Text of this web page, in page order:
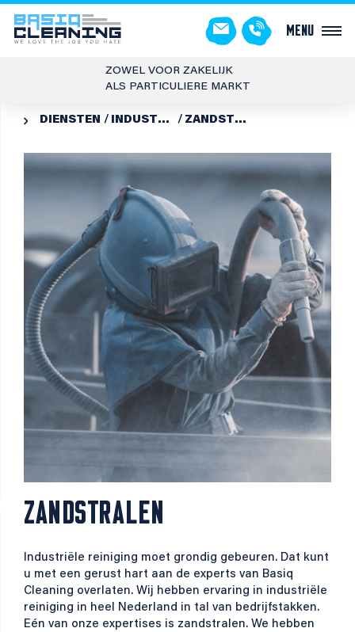
Menu
ZOWEL VOOR ZAKELIJK
ALS PARTICULIERE MARKT
 DIENSTEN INDUSTRIËLE REINIGING ZANDSTRALEN
ZANDSTRALEN
Industriële reiniging moet grondig gebeuren. Dat kunt
u met een gerust hart aan de experts van Basiq
Cleaning overlaten. Wij hebben ervaring in industriële
reiniging in heel Nederland in tal van bedrijfstakken.
Eén van onze expertises is zandstralen. We hebben